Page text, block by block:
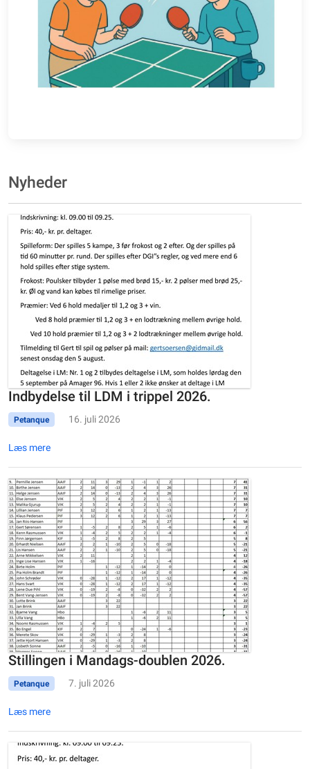
Nyheder
Indbydelse til LDM i trippel 2026.
Petanque 16. juli 2026
Læs mere
Stillingen i Mandags-doublen 2026.
Petanque 7. juli 2026
Læs mere